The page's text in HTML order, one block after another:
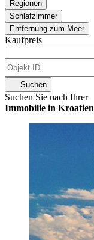
Regionen
Schlafzimmer
Entfernung zum Meer
Kaufpreis
Suchen
Suchen Sie nach Ihrer
Immobilie in Kroatien